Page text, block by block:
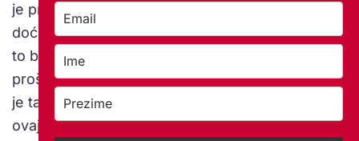
je pregledavao radove, rekao mi je da bih trebao
doći kod njega u majstorsku radionicu, i doista je
to bila majstorska radionica. Tko je god ondje
prošao, postao je jugoslavenski slikar, naprosto
je tako to bilo. Nijesam to prihvatio, priznao je
ovaj karizmatični slikar.